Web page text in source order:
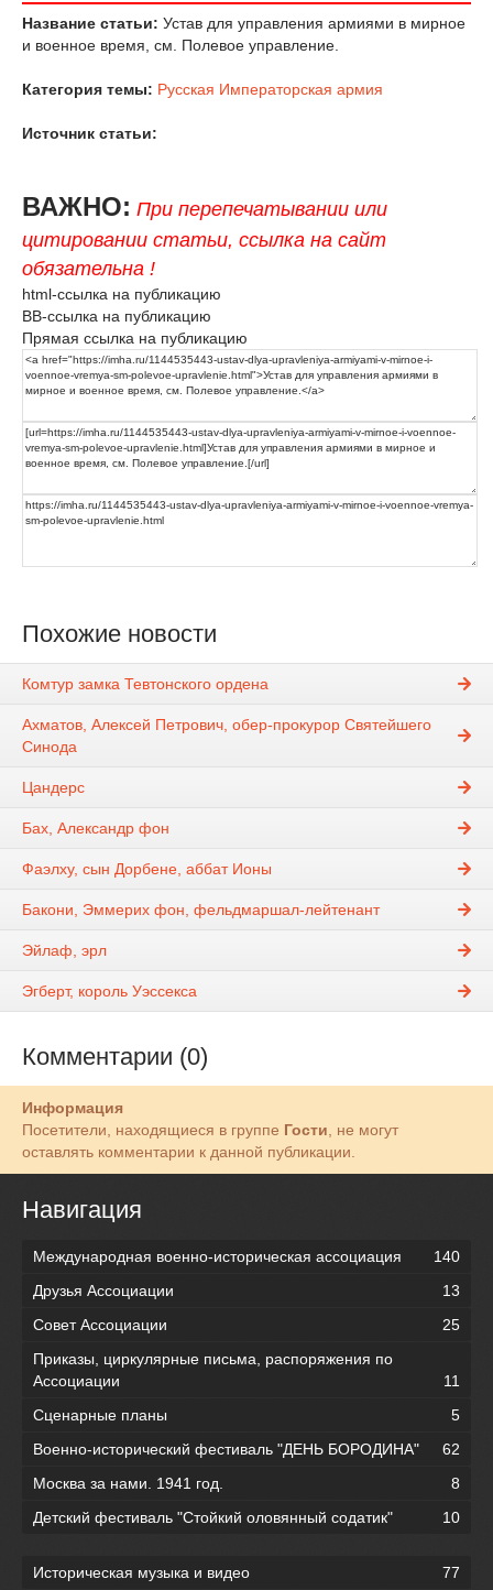
Название статьи: Устав для управления армиями в мирное
и военное время, см. Полевое управление.
Категория темы: Русская Императорская армия
Источник статьи:
ВАЖНО: При перепечатывании или
цитировании статьи, ссылка на сайт
обязательна !
html-ссылка на публикацию
BB-ссылка на публикацию
Прямая ссылка на публикацию
Похожие новости
Комтур замка Тевтонского ордена
Ахматов, Алексей Петрович, обер-прокурор Святейшего
Синода
Цандерс
Бах, Александр фон
Фаэлху, сын Дорбене, аббат Ионы
Бакони, Эммерих фон, фельдмаршал-лейтенант
Эйлаф, эрл
Эгберт, король Уэссекса
Комментарии (0)
Информация
Посетители, находящиеся в группе Гости, не могут
оставлять комментарии к данной публикации.
Навигация
Международная военно-историческая ассоциация
140
Друзья Ассоциации
13
Совет Ассоциации
25
Приказы, циркулярные письма, распоряжения по
Ассоциации
11
Сценарные планы
5
Военно-исторический фестиваль "ДЕНЬ БОРОДИНА"
62
Москва за нами. 1941 год.
8
Детский фестиваль "Стойкий оловянный содатик"
10
Историческая музыка и видео 77